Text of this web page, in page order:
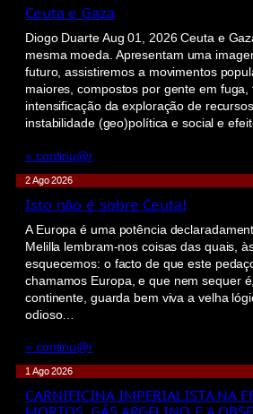
Ceuta e Gaza
Diogo Duarte Aug 01, 2026 Ceuta e
mesma moeda. Apresentam uma
futuro, assistiremos a movimentos
maiores, compostos por gente em
intensificação da exploração de
instabilidade (geo)política e social e
» continu@r
2 Ago 2026
Isto não é sobre Ceuta!
A Europa é uma potência
Melilla lembram-nos coisas das quais,
esquecemos: o facto de que este
chamamos Europa, e que nem sequer
continente, guarda bem viva a velha
odioso…
» continu@r
1 Ago 2026
CARNIFICINA IMPERIALISTA NA